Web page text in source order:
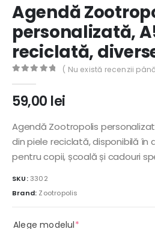
Agendă
personalizată,
reciclată,
( Nu există recenzii
59,00 lei
Agendă Zootropolis
din piele reciclată, disponibilă în
pentru copii, școală și cadouri
SKU:3302
Brand: Zootropolis
Alege modelul*(required)